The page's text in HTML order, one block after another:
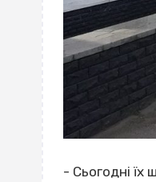
- Сьогодні їх